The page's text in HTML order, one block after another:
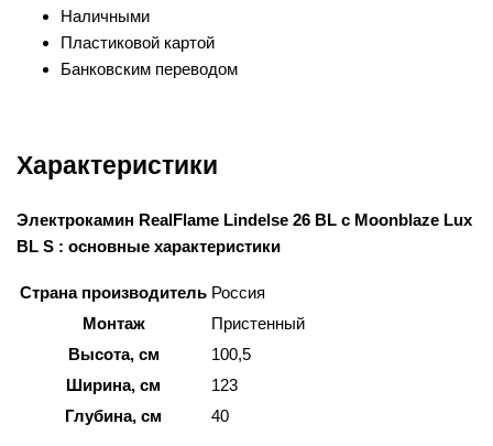
Наличными
Пластиковой картой
Банковским переводом
Характеристики
Электрокамин RealFlame Lindelse 26 BL с Moonblaze Lux
BL S : основные характеристики
Страна производитель Россия
Монтаж
Пристенный
Высота, см
100,5
Ширина, см
123
Глубина, см
40